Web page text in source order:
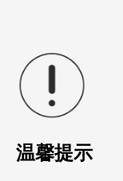
温馨提示